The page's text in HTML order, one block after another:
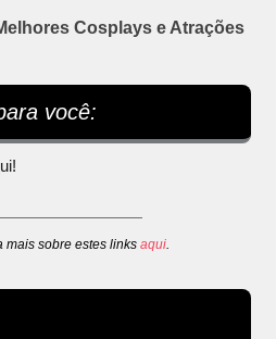
Cosplays e Atrações
você:
mais sobre estes links aqui.